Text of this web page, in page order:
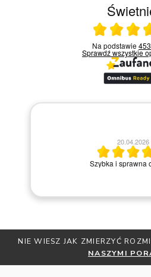
Na podstawie
Sprawdź wszystkie
20.04.2026
Szybka i sprawna
NIE WIESZ JAK ZMIERZYĆ
NASZYMI